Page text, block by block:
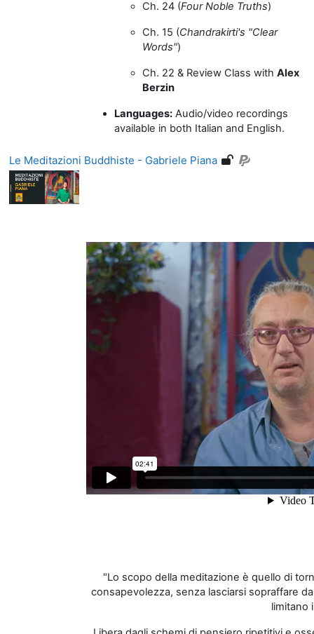
Ch. 24 (Four Noble Truths)
Ch. 15 (Chandrakirti's "Clear
Words")
Ch. 22 & Review Class with Alex
Berzin
Languages: Audio/video recordings
available in both Italian and English.
Le Meditazioni Buddhiste - Gabriele Piana
"Lo scopo della meditazione è quello di
consapevolezza, senza lasciarsi sopraffare
limitano